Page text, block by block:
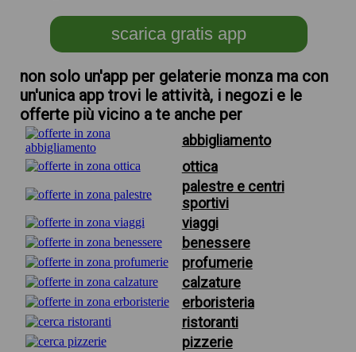
scarica gratis app
non solo un'app per gelaterie monza ma con
un'unica app trovi le attività, i negozi e le
offerte più vicino a te anche per
abbigliamento
ottica
palestre e centri
sportivi
viaggi
benessere
profumerie
calzature
erboristeria
ristoranti
pizzerie